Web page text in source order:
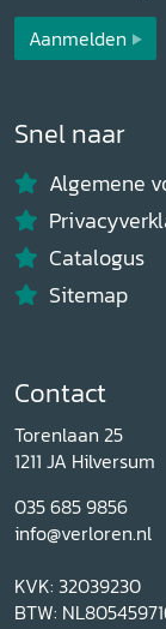
Aanmelden
Snel naar
Algemene
Catalogus
Sitemap
Contact
Torenlaan 25
1211 JA Hilversum
035 685 9856
info@verloren.nl
KVK: 32039230
BTW: